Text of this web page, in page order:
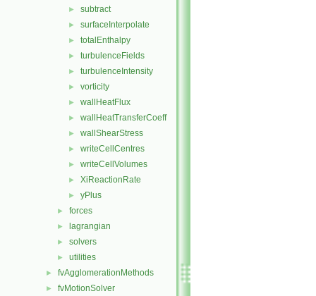
► subtract
► surfaceInterpolate
► totalEnthalpy
► turbulenceFields
► turbulenceIntensity
► vorticity
► wallHeatFlux
► wallHeatTransferCoeff
► wallShearStress
► writeCellCentres
► writeCellVolumes
► XiReactionRate
► yPlus
► forces
► lagrangian
► solvers
► utilities
► fvAgglomerationMethods
► fvMotionSolver